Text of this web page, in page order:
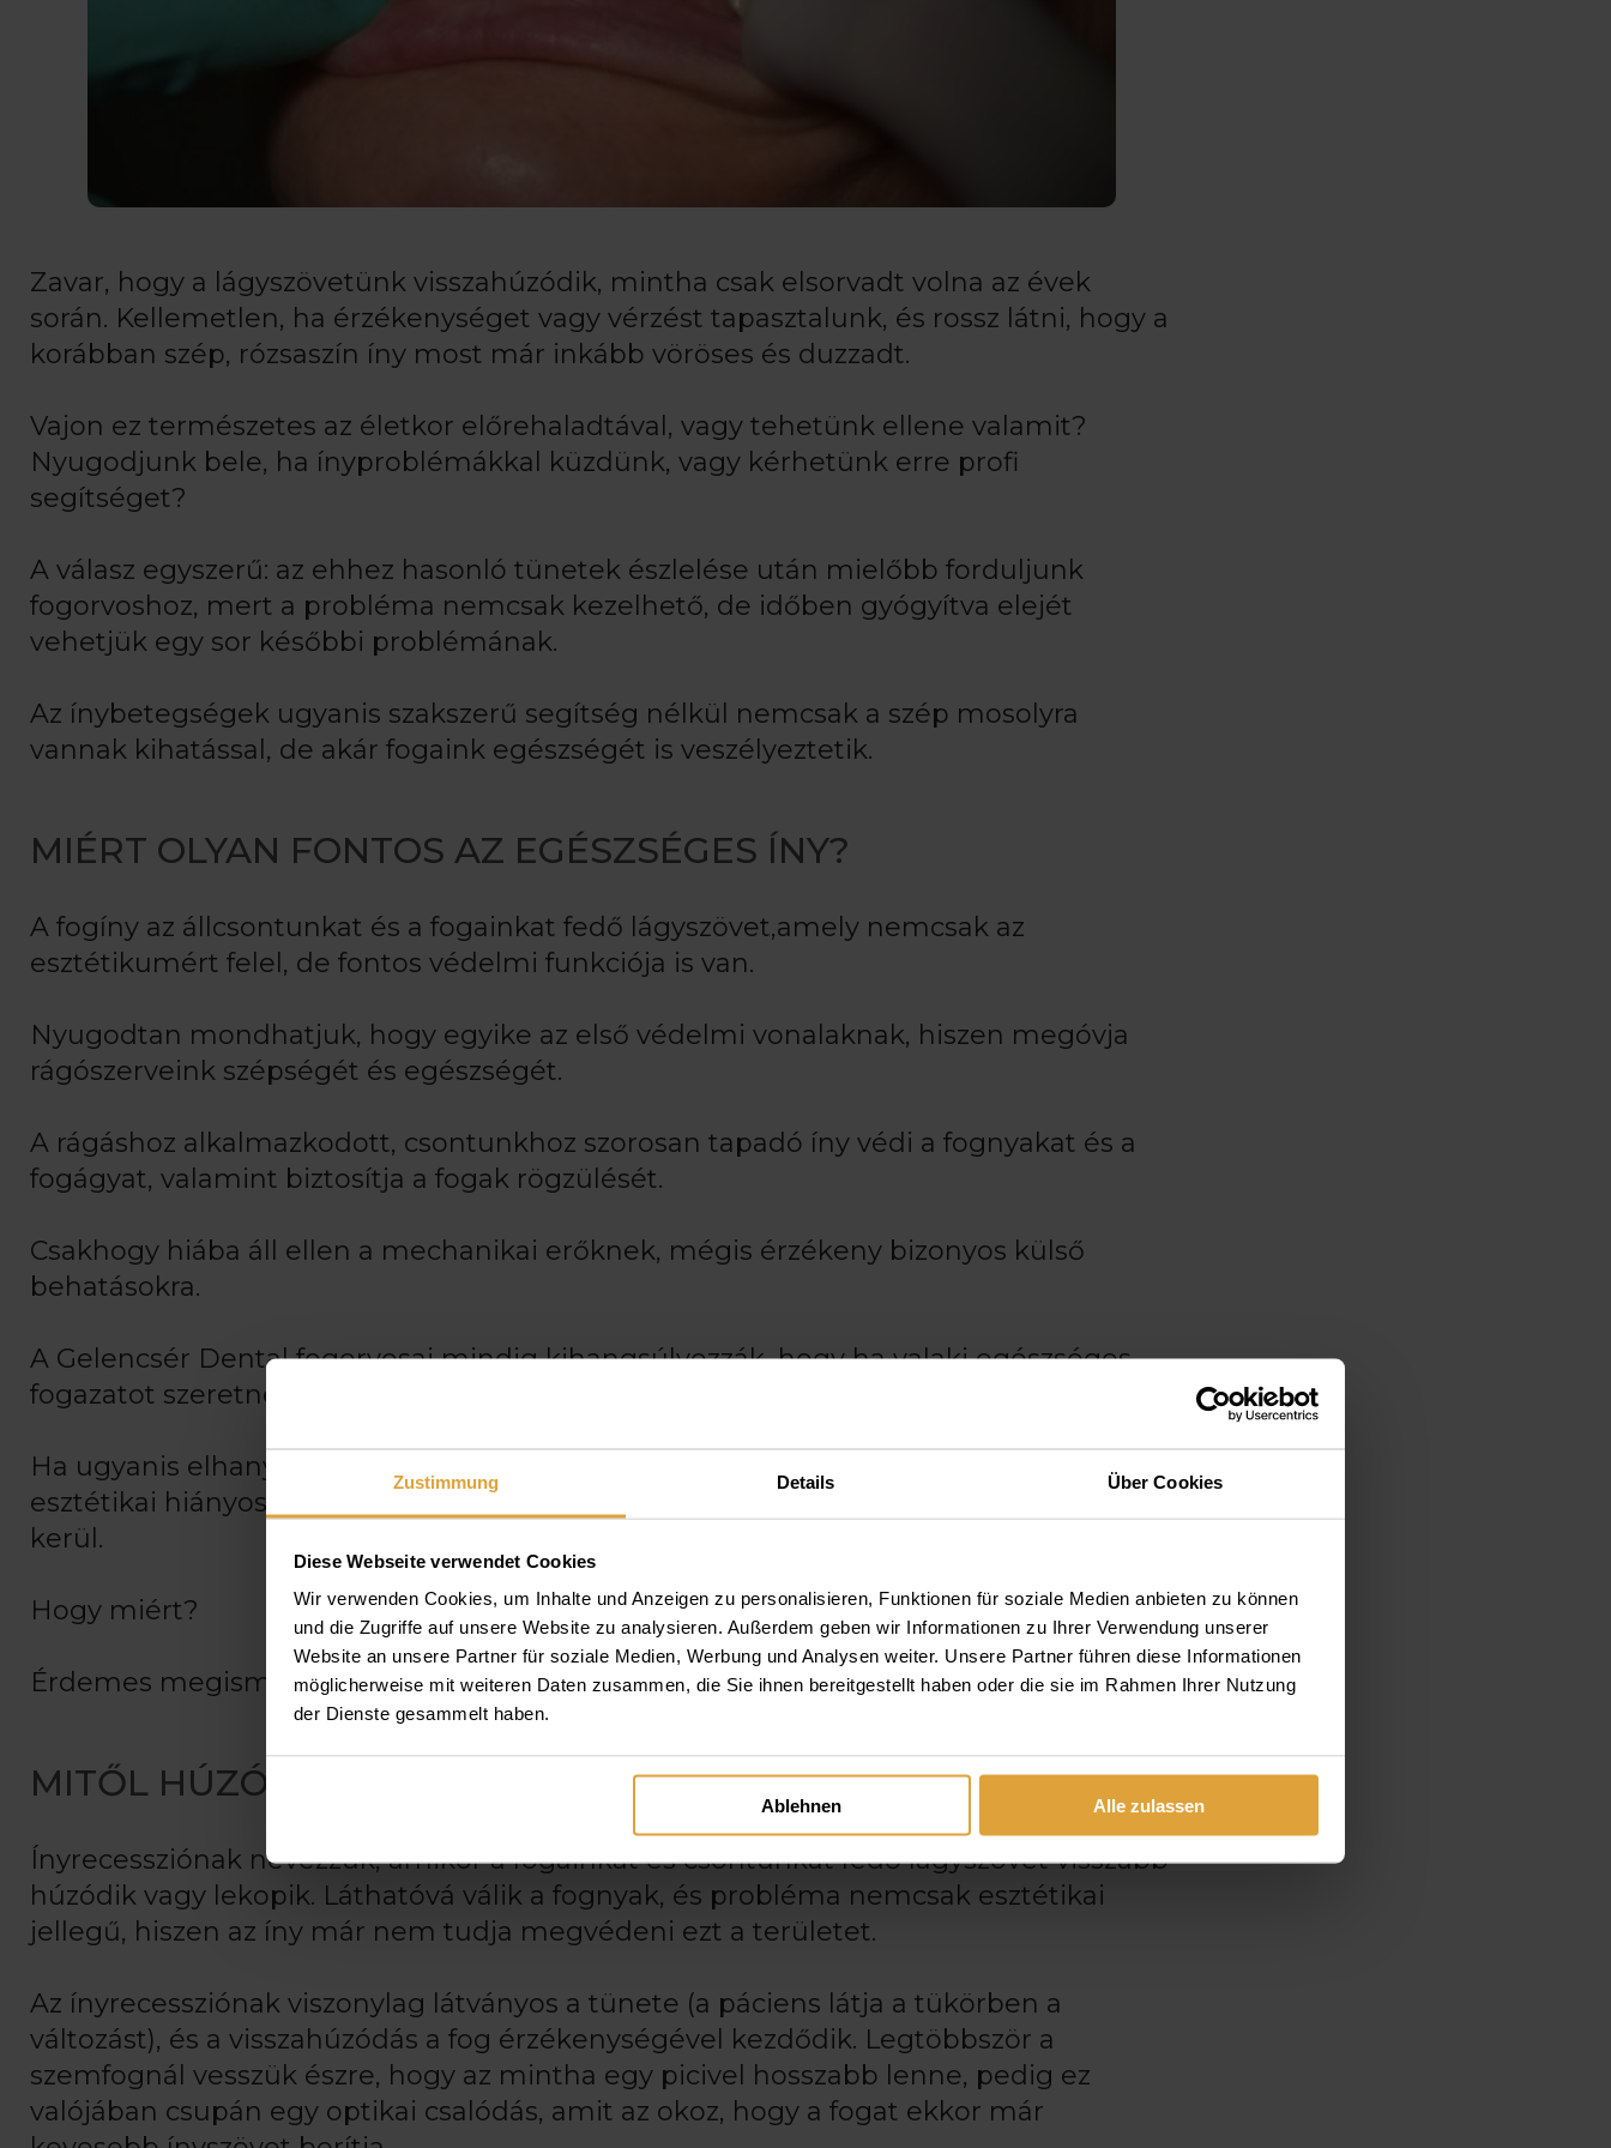
Zustimmung Details Über Cookies
Diese Webseite verwendet Cookies
Wir verwenden Cookies, um Inhalte und Anzeigen zu personalisieren, Funktionen für soziale Medien anbieten zu können
und die Zugriffe auf unsere Website zu analysieren. Außerdem geben wir Informationen zu Ihrer Verwendung unserer
Website an unsere Partner für soziale Medien, Werbung und Analysen weiter. Unsere Partner führen diese Informationen
möglicherweise mit weiteren Daten zusammen, die Sie ihnen bereitgestellt haben oder die sie im Rahmen Ihrer Nutzung
der Dienste gesammelt haben.
Ablehnen Alle zulassen
Zavar, hogy a lágyszövetünk visszahúzódik, mintha csak elsorvadt volna az évek
során. Kellemetlen, ha érzékenységet vagy vérzést tapasztalunk, és rossz látni, hogy a
korábban szép, rózsaszín íny most már inkább vöröses és duzzadt.
Vajon ez természetes az életkor előrehaladtával, vagy tehetünk ellene valamit?
Nyugodjunk bele, ha ínyproblémákkal küzdünk, vagy kérhetünk erre profi
segítséget?
A válasz egyszerű: az ehhez hasonló tünetek észlelése után mielőbb forduljunk
fogorvoshoz, mert a probléma nemcsak kezelhető, de időben gyógyítva elejét
vehetjük egy sor későbbi problémának.
Az ínybetegségek ugyanis szakszerű segítség nélkül nemcsak a szép mosolyra
vannak kihatással, de akár fogaink egészségét is veszélyeztetik.
MIÉRT OLYAN FONTOS AZ EGÉSZSÉGES ÍNY?
A fogíny az állcsontunkat és a fogainkat fedő lágyszövet,amely nemcsak az
esztétikumért felel, de fontos védelmi funkciója is van.
Nyugodtan mondhatjuk, hogy egyike az első védelmi vonalaknak, hiszen megóvja
rágószerveink szépségét és egészségét.
A rágáshoz alkalmazkodott, csontunkhoz szorosan tapadó íny védi a fognyakat és a
fogágyat, valamint biztosítja a fogak rögzülését.
Csakhogy hiába áll ellen a mechanikai erőknek, mégis érzékeny bizonyos külső
behatásokra.
A Gelencsér Dental fogorvosai mindig kihangsúlyozzák, hogy ha valaki egészséges
fogazatot szeretne, annak az ínyére is gondolnia kell.
Ha ugyanis elhanyagoljuk fogínyünket, akkor fogágyunk védtelenné válik, és az
esztétikai hiányosság mellett számolnunk kell azzal, hogy rágószervünk is veszélybe
kerül.
Hogy miért?
Érdemes megismerni az igazságot!
MITŐL HÚZÓDHAT VISSZA AZ ÍNYEM?
Ínyrecessziónak nevezzük, amikor a fogainkat és csontunkat fedő lágyszövet visszább
húzódik vagy lekopik. Láthatóvá válik a fognyak, és probléma nemcsak esztétikai
jellegű, hiszen az íny már nem tudja megvédeni ezt a területet.
Az ínyrecessziónak viszonylag látványos a tünete (a páciens látja a tükörben a
változást), és a visszahúzódás a fog érzékenységével kezdődik. Legtöbbször a
szemfognál vesszük észre, hogy az mintha egy picivel hosszabb lenne, pedig ez
valójában csupán egy optikai csalódás, amit az okoz, hogy a fogat ekkor már